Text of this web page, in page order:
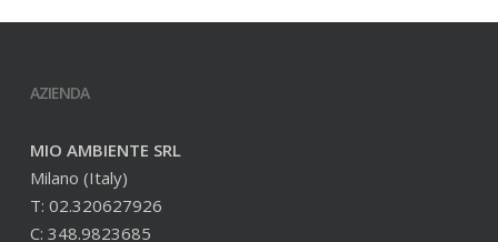
AZIENDA
MIO AMBIENTE SRL
Milano (Italy)
T: 02.320627926
C: 348.9823685